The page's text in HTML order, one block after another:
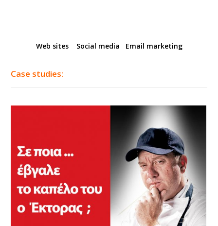
Web sitesSocial media Email marketing
Case studies: